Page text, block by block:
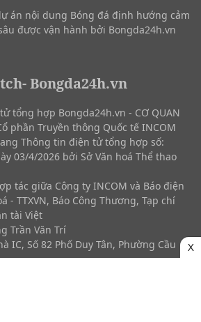
án nội dung Bóng đá định hướng cảm
được vận hành bởi Bongda24h.vn
Bongda24h.vn
tổng hợp Bongda24h.vn - CƠ QUAN
phần Truyền thông Quốc tế INCOM
Thông tin điện tử tổng hợp số:
03/4/2026 bởi Sở Văn hoá Thể thao
tác giữa Công ty INCOM và Báo điện
- TTXVN, Báo Công Thương, Tạp chí
tài Việt
Trần Văn Trí
IC, Số 82 Phố Duy Tân, Phường Cầu
X